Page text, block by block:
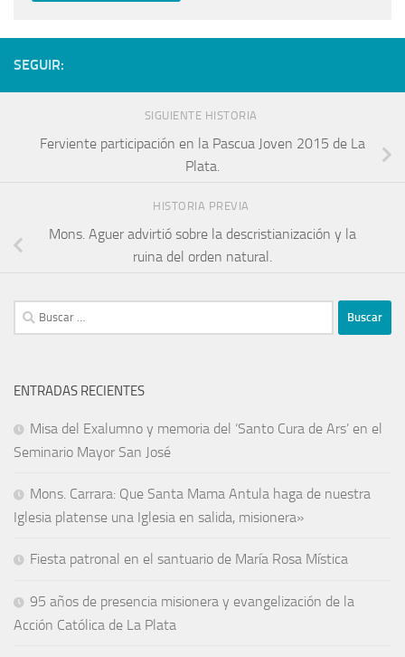
SEGUIR:
SIGUIENTE HISTORIA
Ferviente participación en la Pascua Joven 2015 de La
Plata.
HISTORIA PREVIA
Mons. Aguer advirtió sobre la descristianización y la
ruina del orden natural.
ENTRADAS RECIENTES
Misa del Exalumno y memoria del ‘Santo Cura de Ars’ en el
Seminario Mayor San José
Mons. Carrara: Que Santa Mama Antula haga de nuestra
Iglesia platense una Iglesia en salida, misionera»
Fiesta patronal en el santuario de María Rosa Mística
95 años de presencia misionera y evangelización de la
Acción Católica de La Plata